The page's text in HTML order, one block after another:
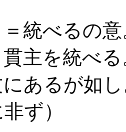
＝統べるの
貫主を統べ
にあるが如
ず）